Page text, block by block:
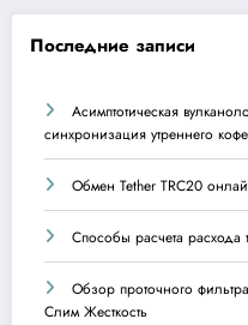
Последние записи
Асимптотическая
синхронизация утреннего
Обмен Tether TRC20
Способы расчета расхода
Обзор проточного
Слим Жесткость